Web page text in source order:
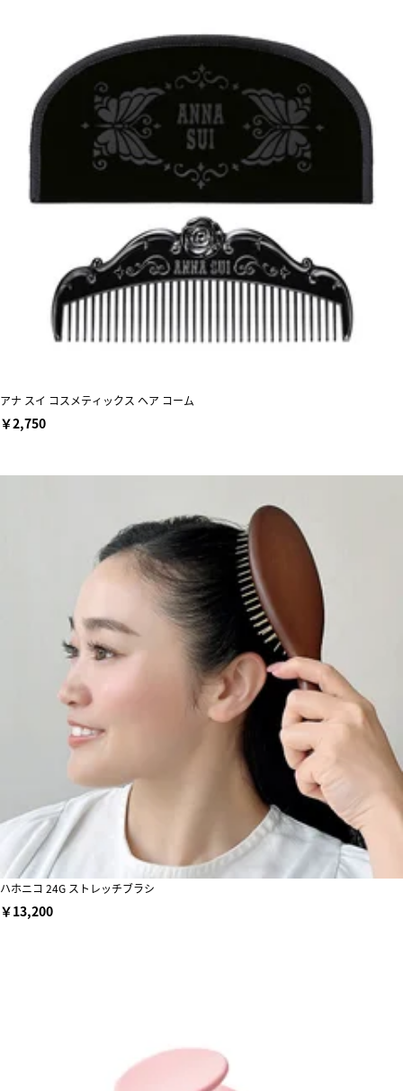
アナ スイ コスメティックス ヘア コーム
￥2,750
ハホニコ 24G ストレッチブラシ
￥13,200